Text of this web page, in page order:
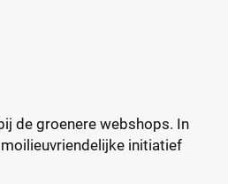
de groenere webshops. In
initiatief